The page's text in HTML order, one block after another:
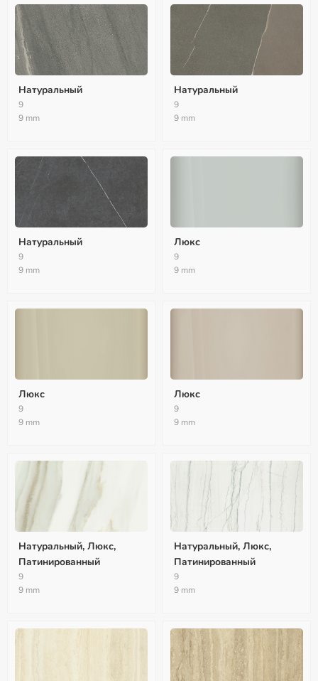
Натуральный
9
9 mm
Натуральный
9
9 mm
Натуральный
9
9 mm
Люкс
9
9 mm
Люкс
9
9 mm
Люкс
9
9 mm
Натуральный, Люкс,
Патинированный
9
9 mm
Натуральный, Люкс,
Патинированный
9
9 mm